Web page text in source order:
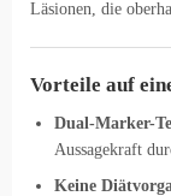
Läsionen, die
Vorteile auf
Dual-Marker-
Aussagekraft
Keine